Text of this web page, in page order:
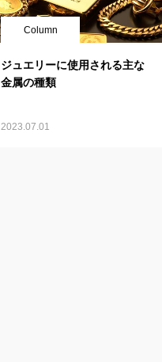
Column
ジュエリーに使用される主な
金属の種類
2023.07.01